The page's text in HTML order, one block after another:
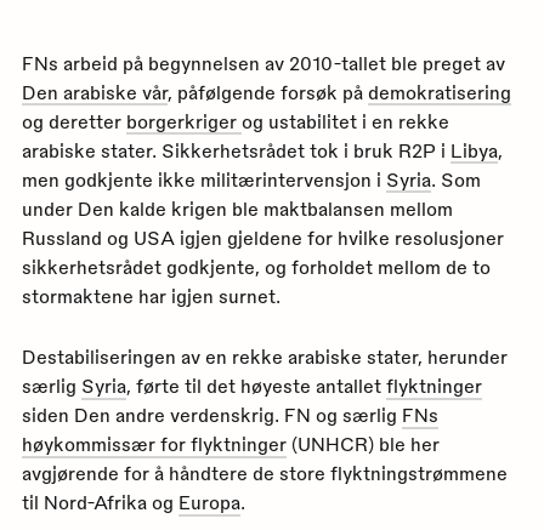
FNs arbeid på begynnelsen av 2010-tallet ble preget av
Den arabiske vår, påfølgende forsøk på demokratisering
og deretter borgerkriger og ustabilitet i en rekke
arabiske stater. Sikkerhetsrådet tok i bruk R2P i Libya,
men godkjente ikke militærintervensjon i Syria. Som
under Den kalde krigen ble maktbalansen mellom
Russland og USA igjen gjeldene for hvilke resolusjoner
sikkerhetsrådet godkjente, og forholdet mellom de to
stormaktene har igjen surnet.
Destabiliseringen av en rekke arabiske stater, herunder
særlig Syria, førte til det høyeste antallet flyktninger
siden Den andre verdenskrig. FN og særlig FNs
høykommissær for flyktninger(UNHCR) ble her
avgjørende for å håndtere de store flyktningstrømmene
til Nord-Afrika og Europa.